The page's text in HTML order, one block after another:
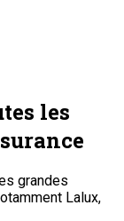
les
grandes
Lalux,